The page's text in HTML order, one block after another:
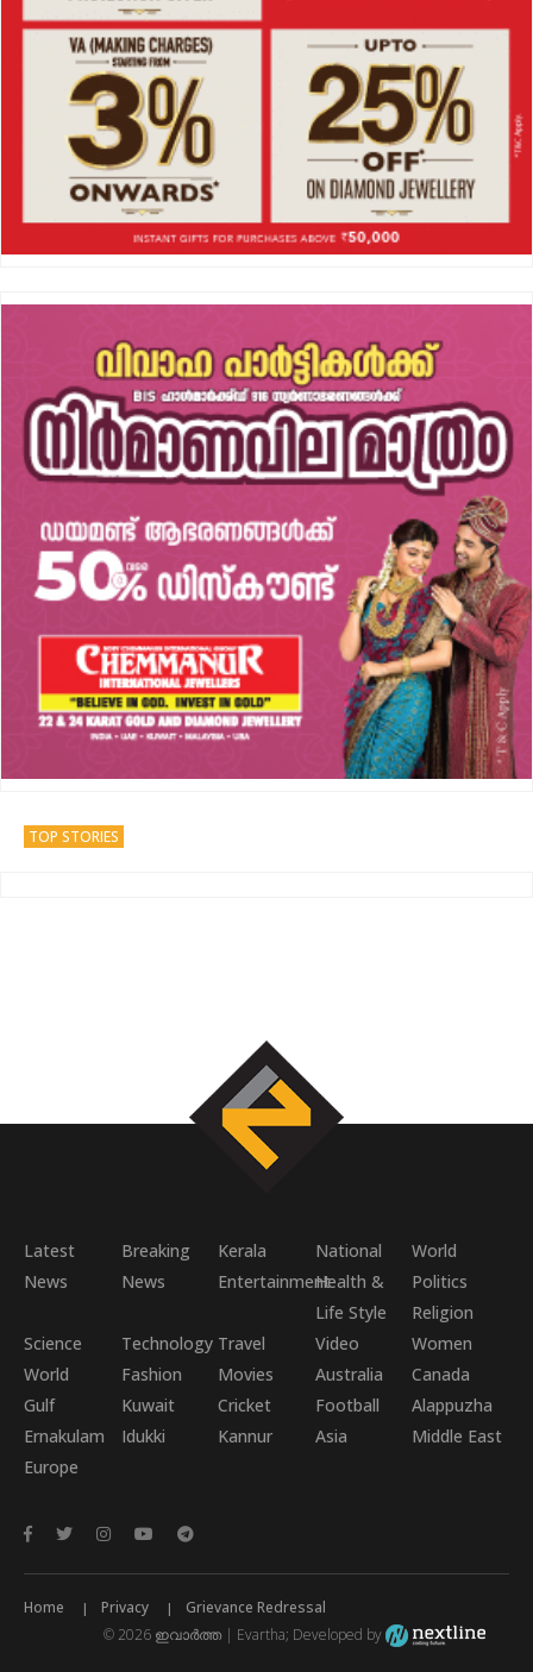
TOP STORIES
Latest
News
Breaking
News
Kerala National
World
EntertainmentHealth &
Life Style
Politics
Religion
Science
World
Technology Travel Video
Women
Fashion
Movies Australia
Canada
Gulf
Kuwait Cricket Football
Alappuzha
Ernakulam
Idukki Kannur Asia
Middle East
Europe
Home Privacy
Grievance Redressal
© 2026 ഇവാർത്ത | Evartha; Developed by